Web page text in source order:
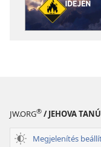
JW.ORG® / JEHOVA
Megjelenítés